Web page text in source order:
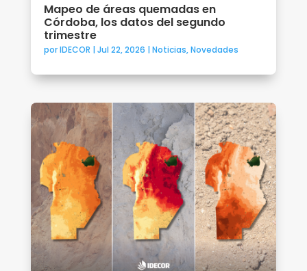
Mapeo de áreas quemadas en
Córdoba, los datos del segundo
trimestre
porIDECOR | Jul 22, 2026 | Noticias,Novedades